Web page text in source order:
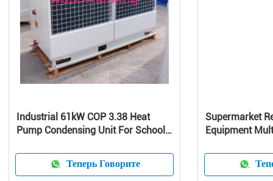
Industrial 61kW COP 3.38 Heat
Pump Condensing Unit For School /
Теперь Говорите
Supermarket
Equipment